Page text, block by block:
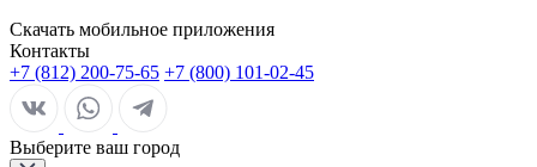
Скачать мобильное приложения
Контакты
+7 (812) 200-75-65 +7 (800) 101-02-45
Выберите ваш город